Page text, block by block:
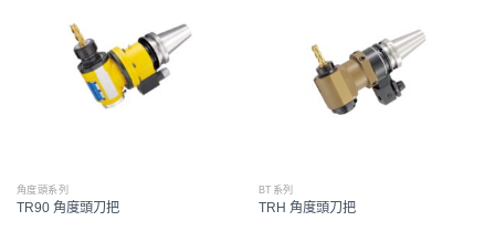
角度頭系列
TR90 角度頭刀把
BT系列
TRH 角度頭刀把